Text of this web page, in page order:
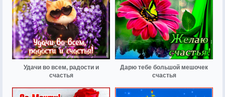
Удачи во всем, радости и
счастья
Дарю тебе большой мешочек
счастья